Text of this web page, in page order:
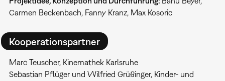
Carmen Beckenbach, Fanny Kranz, Max Kosoric
Kooperationspartner
Marc Teuscher, Kinemathek Karlsruhe
Sebastian Pflüger und Wilfried Grüßinger, Kinder- und